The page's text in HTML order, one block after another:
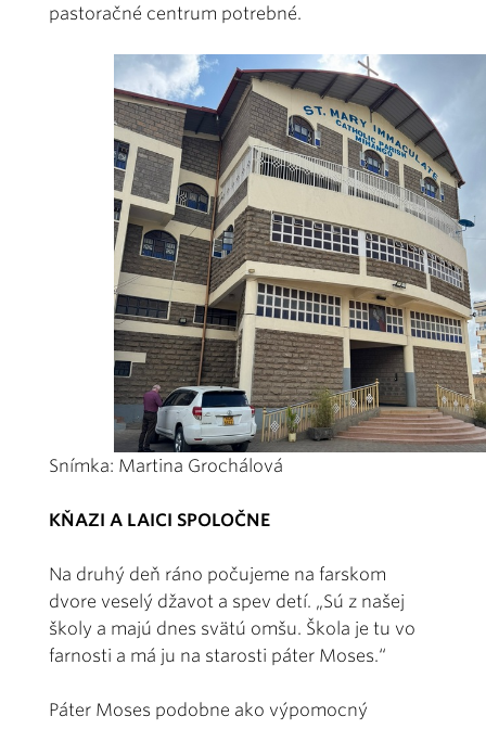
pastoračné centrum potrebné.
Snímka: Martina Grochálová
KŇAZI A LAICI SPOLOČNE
Na druhý deň ráno počujeme na farskom
dvore veselý džavot a spev detí. „Sú z našej
školy a majú dnes svätú omšu. Škola je tu vo
farnosti a má ju na starosti páter Moses.“
Páter Moses podobne ako výpomocný